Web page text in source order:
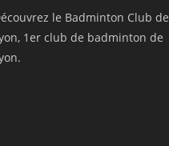
le Badminton Club de
1er club de badminton de